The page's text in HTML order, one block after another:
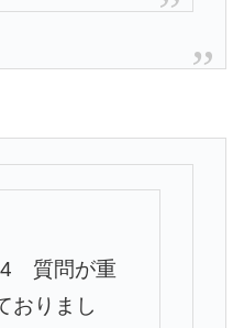
4 質問が重
おりまし